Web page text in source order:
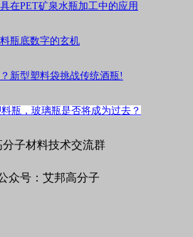
在PET矿泉水瓶加工中的应用
瓶底数字的玄机
新型塑料袋挑战传统酒瓶!
子材料技术交流群
众号：艾邦高分子